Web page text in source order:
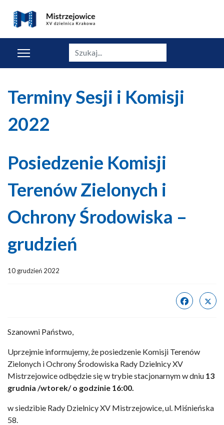
Szukaj
Terminy Sesji i Komisji
2022
Posiedzenie Komisji
Terenów Zielonych i
Ochrony Środowiska –
grudzień
10 grudzień 2022
Szanowni Państwo,
Uprzejmie informujemy, że posiedzenie Komisji Terenów
Zielonych i Ochrony Środowiska Rady Dzielnicy XV
Mistrzejowice odbędzie się w trybie stacjonarnym w dniu 13
grudnia /wtorek/o godzinie 16:00.
w siedzibie Rady Dzielnicy XV Mistrzejowice, ul. Miśnieńska
58.